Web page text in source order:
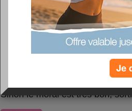
Je cherche toujours de
présentations dans l'assiette;
ce weekend j'ai trouvé de
net, comme par exemple le fait
dans mon moteur de
essayez, vous verrez, vous ne
Sinon le moral est très bon, sorti
Je